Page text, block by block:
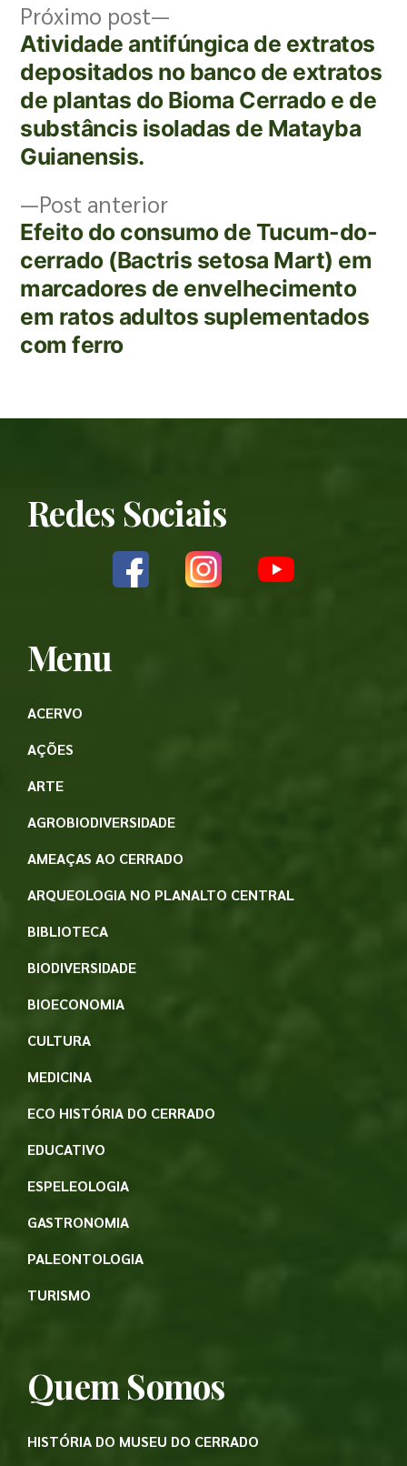
Post anterior
Efeito do consumo de Tucum-do-
cerrado (Bactris setosa Mart) em
marcadores de envelhecimento
em ratos adultos suplementados
com ferro
Próximo post
Atividade antifúngica de extratos
depositados no banco de extratos
de plantas do Bioma Cerrado e de
substâncis isoladas de Matayba
Guianensis.
Redes Sociais
Menu
ACERVO
AÇÕES
ARTE
AGROBIODIVERSIDADE
AMEAÇAS AO CERRADO
ARQUEOLOGIA NO PLANALTO CENTRAL
BIBLIOTECA
BIODIVERSIDADE
BIOECONOMIA
CULTURA
MEDICINA
ECO HISTÓRIA DO CERRADO
EDUCATIVO
ESPELEOLOGIA
GASTRONOMIA
PALEONTOLOGIA
TURISMO
Quem Somos
HISTÓRIA DO MUSEU DO CERRADO